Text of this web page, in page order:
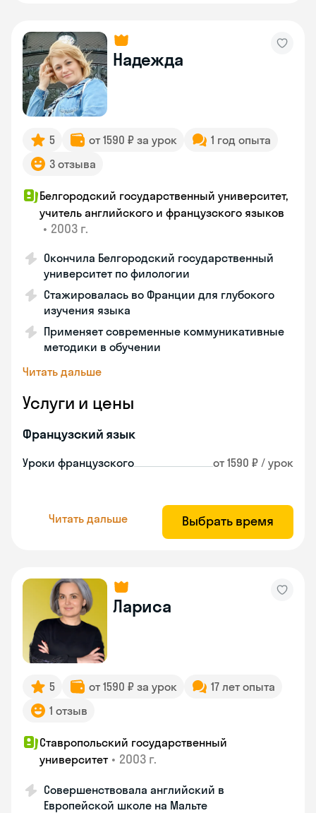
Надежда
5 от 1590 ₽ за урок
1 год опыта
3 отзыва
Белгородский государственный университет,
учитель английского и французского языков
• 2003 г.
Окончила Белгородский государственный
университет по филологии
Стажировалась во Франции для глубокого
изучения языка
Применяет современные коммуникативные
методики в обучении
Читать дальше
Услуги и цены
Французский язык
Уроки французского от 1590 ₽ / урок
Читать дальше Выбрать время
Лариса
5 от 1590 ₽ за урок
17 лет опыта
1 отзыв
Ставропольский государственный
университет • 2003 г.
Совершенствовала английский в
Европейской школе на Мальте